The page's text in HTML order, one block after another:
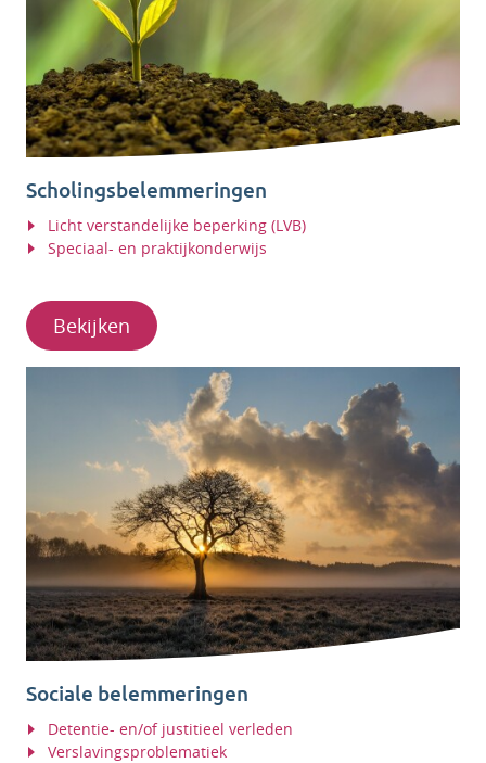
Scholingsbelemmeringen
Licht verstandelijke beperking (LVB)
Speciaal- en praktijkonderwijs
Bekijken
Sociale belemmeringen
Detentie- en/of justitieel verleden
Verslavingsproblematiek